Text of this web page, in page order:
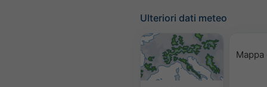
Ulteriori dati meteo